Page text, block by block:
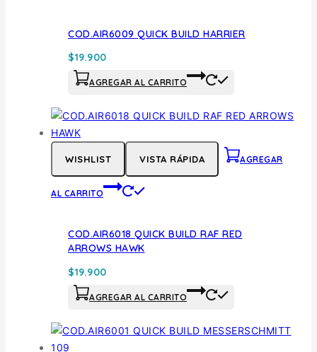
COD.AIR6009 QUICK BUILD HARRIER
$19.900
AGREGAR AL CARRITO
WISHLIST VISTA RÁPIDA AGREGAR
AL CARRITO
COD.AIR6018 QUICK BUILD RAF RED
ARROWS HAWK
$19.900
AGREGAR AL CARRITO